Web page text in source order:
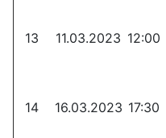
13 11.03.2023 12:00
14 16.03.2023 17:30